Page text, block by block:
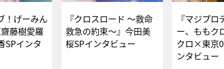
！げーみん
藤樹愛羅
SPインタ
『クロスロード ～救命
救急の約束～』今田美
桜SPインタビュー
『マジプロ
ー、ももク
クロ×東京
ンタビュー